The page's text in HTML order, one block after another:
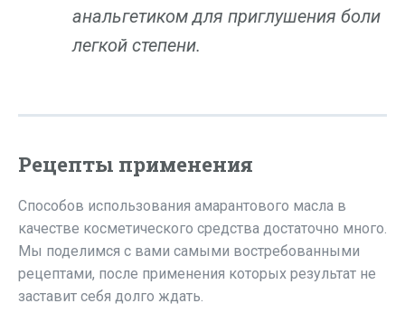
анальгетиком для приглушения боли
легкой степени.
Рецепты применения
Способов использования амарантового масла в
качестве косметического средства достаточно много.
Мы поделимся с вами самыми востребованными
рецептами, после применения которых результат не
заставит себя долго ждать.